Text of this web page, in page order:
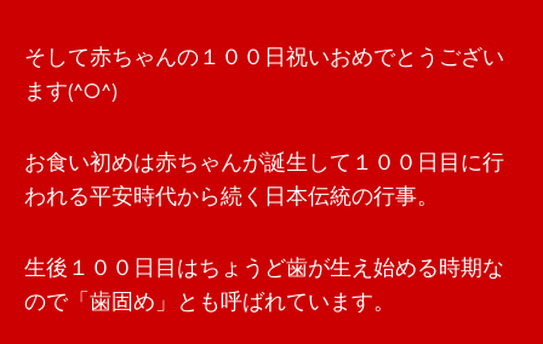
そして赤ちゃんの１００日祝いおめでとうござい
ます(^O^)
お食い初めは赤ちゃんが誕生して１００日目に行
われる平安時代から続く日本伝統の行事。
生後１００日目はちょうど歯が生え始める時期な
ので「歯固め」とも呼ばれています。